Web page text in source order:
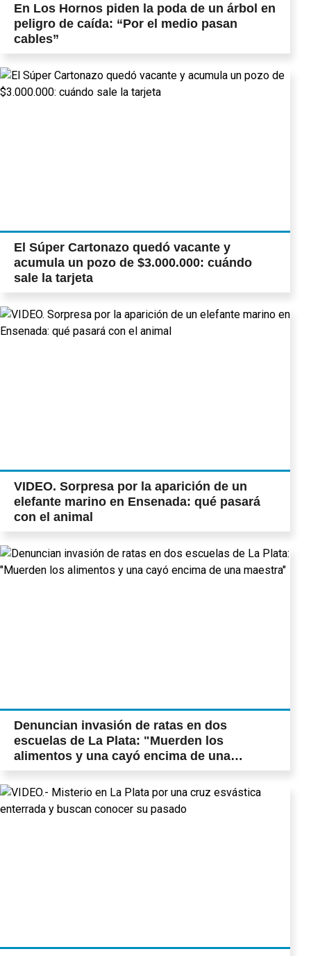
En Los Hornos piden la poda de un árbol en
peligro de caída: “Por el medio pasan
cables”
El Súper Cartonazo quedó vacante y
acumula un pozo de $3.000.000: cuándo
sale la tarjeta
VIDEO. Sorpresa por la aparición de un
elefante marino en Ensenada: qué pasará
con el animal
Denuncian invasión de ratas en dos
escuelas de La Plata: "Muerden los
alimentos y una cayó encima de una
maestra"